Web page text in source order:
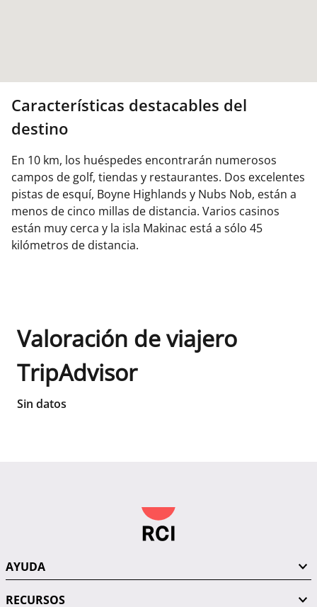
Características destacables del
destino
En 10 km, los huéspedes encontrarán numerosos
campos de golf, tiendas y restaurantes. Dos excelentes
pistas de esquí, Boyne Highlands y Nubs Nob, están a
menos de cinco millas de distancia. Varios casinos
están muy cerca y la isla Makinac está a sólo 45
kilómetros de distancia.
Valoración de viajero
TripAdvisor
Sin datos
AYUDA
RECURSOS